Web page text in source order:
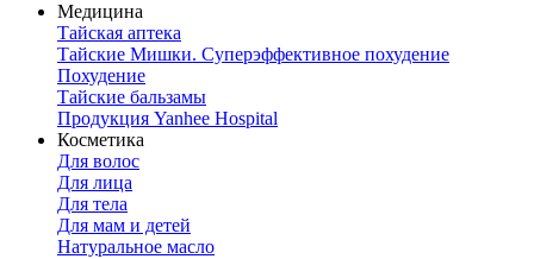
Медицина
Тайская аптека
Тайские Мишки. Суперэффективное похудение
Похудение
Тайские бальзамы
Продукция Yanhee Hospital
Косметика
Для волос
Для лица
Для тела
Для мам и детей
Натуральное масло